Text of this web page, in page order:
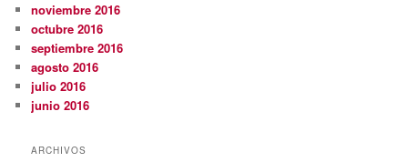
noviembre 2016
octubre 2016
septiembre 2016
agosto 2016
julio 2016
junio 2016
ARCHIVOS